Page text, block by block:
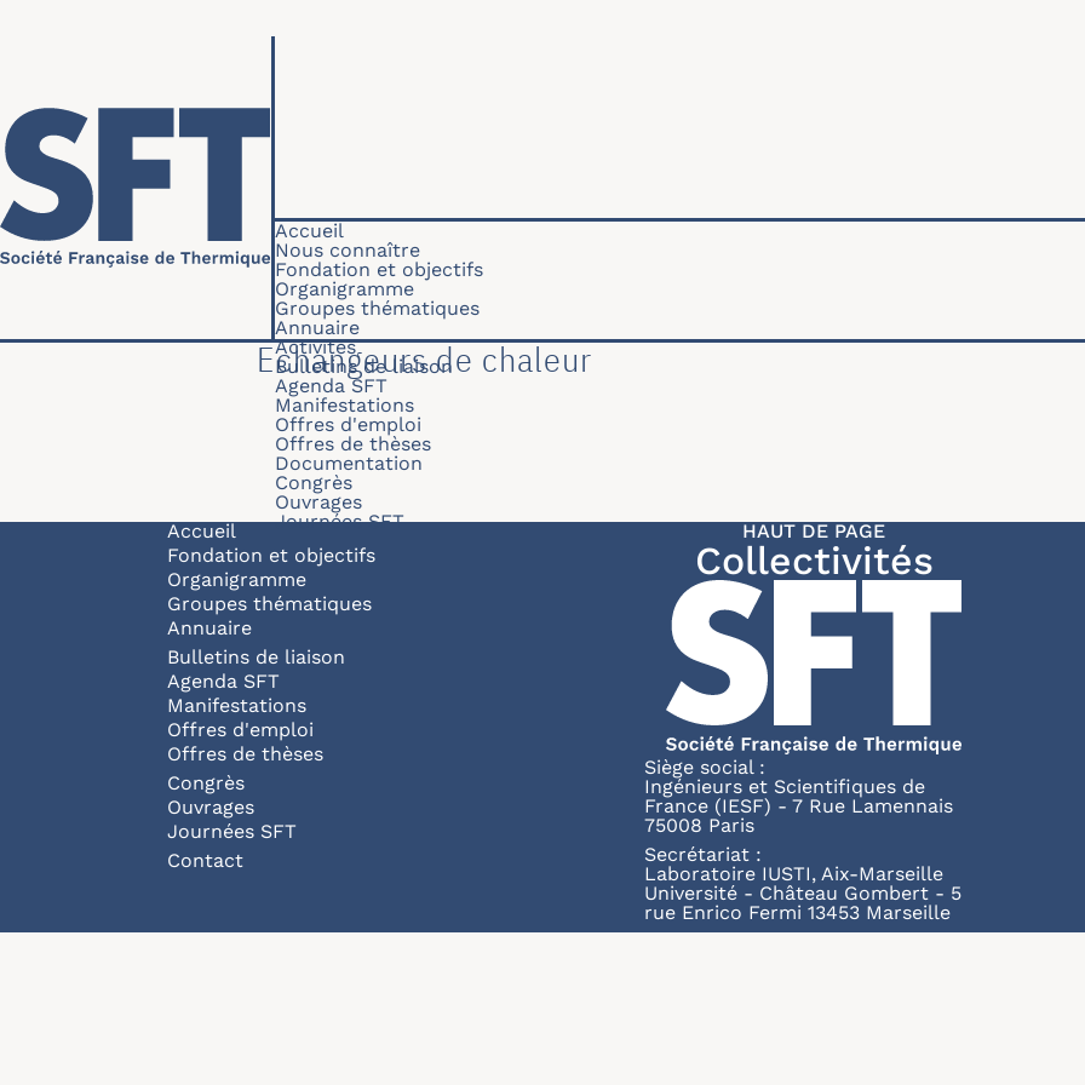
Navigation principale
Accueil
Nous connaître
Fondation et objectifs
Organigramme
Groupes thématiques
Annuaire
Activités
Bulletins de liaison
Agenda SFT
Manifestations
Offres d'emploi
Offres de thèses
Documentation
Congrès
Ouvrages
Journées SFT
Echangeurs de chaleur
Navigation principale
Accueil
Fondation et objectifs
Organigramme
Groupes thématiques
Annuaire
Bulletins de liaison
Agenda SFT
Manifestations
Offres d'emploi
Offres de thèses
Congrès
Ouvrages
Journées SFT
Pied de page
Contact
HAUT DE PAGE
Collectivités
Siège social :
Ingénieurs et Scientifiques de
France (IESF) - 7 Rue Lamennais
75008 Paris
Secrétariat :
Laboratoire IUSTI, Aix-Marseille
Université - Château Gombert - 5
rue Enrico Fermi 13453 Marseille